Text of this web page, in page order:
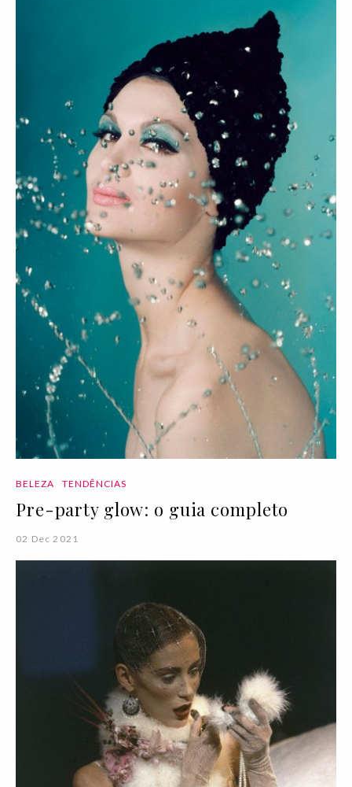
BELEZA TENDÊNCIAS
Pre-party glow: o guia completo
02 Dec 2021